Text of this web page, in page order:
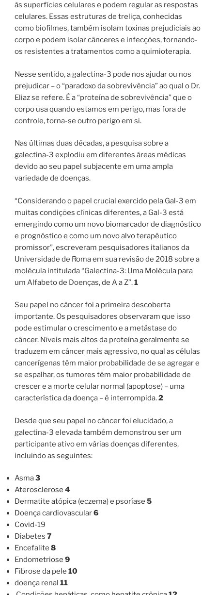
às superfícies celulares e podem regular as respostas
celulares. Essas estruturas de treliça, conhecidas
como biofilmes, também isolam toxinas prejudiciais ao
corpo e podem isolar cânceres e infecções, tornando-
os resistentes a tratamentos como a quimioterapia.
Nesse sentido, a galectina-3 pode nos ajudar ou nos
prejudicar – o “paradoxo da sobrevivência” ao qual o Dr.
Eliaz se refere. É a “proteína de sobrevivência” que o
corpo usa quando estamos em perigo, mas fora de
controle, torna-se outro perigo em si.
Nas últimas duas décadas, a pesquisa sobre a
galectina-3 explodiu em diferentes áreas médicas
devido ao seu papel subjacente em uma ampla
variedade de doenças.
“Considerando o papel crucial exercido pela Gal-3 em
muitas condições clínicas diferentes, a Gal-3 está
emergindo como um novo biomarcador de diagnóstico
e prognóstico e como um novo alvo terapêutico
promissor”, escreveram pesquisadores italianos da
Universidade de Roma em sua revisão de 2018 sobre a
molécula intitulada “Galectina-3: Uma Molécula para
um Alfabeto de Doenças, de A a Z”.1
Seu papel no câncer foi a primeira descoberta
importante. Os pesquisadores observaram que isso
pode estimular o crescimento e a metástase do
câncer. Níveis mais altos da proteína geralmente se
traduzem em câncer mais agressivo, no qual as células
cancerígenas têm maior probabilidade de se agregar e
se espalhar, os tumores têm maior probabilidade de
crescer e a morte celular normal (apoptose) – uma
característica da doença – é interrompida.2
Desde que seu papel no câncer foi elucidado, a
galectina-3 elevada também demonstrou ser um
participante ativo em várias doenças diferentes,
incluindo as seguintes:
Asma3
Aterosclerose 4
Dermatite atópica (eczema) e psoríase 5
Doença cardiovascular6
Covid-19
Diabetes 7
Encefalite 8
Endometriose 9
Fibrose da pele 10
doença renal 11